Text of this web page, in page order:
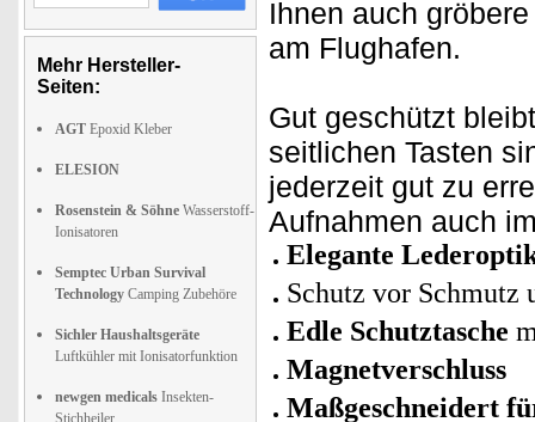
Mehr Hersteller-
Seiten:
AGT Epoxid Kleber
ELESION
Rosenstein & Söhne Wasserstoff-
Ionisatoren
Semptec Urban Survival
Technology Camping Zubehöre
Sichler Haushaltsgeräte
Luftkühler mit Ionisatorfunktion
newgen medicals Insekten-
Stichheiler
Ihnen auch
am Flughafen.
Gut geschützt
seitlichen Tasten
jederzeit gut zu
Aufnahmen auch
Elegante
Schutz vor Schmutz
Edle Schutztasche
Magnetverschluss
Maßgeschneidert